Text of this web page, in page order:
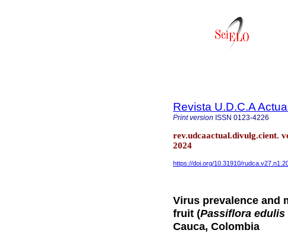
Revista U.D.C.A
Print version ISSN 0123-4226
rev.udcaactual.divulg.cient.
2024
https://doi.org/10.31910/
Virus prevalence and
fruit (Passiflora edulis
Cauca, Colombia